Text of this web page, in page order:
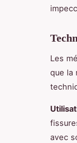
Les
que la
avec